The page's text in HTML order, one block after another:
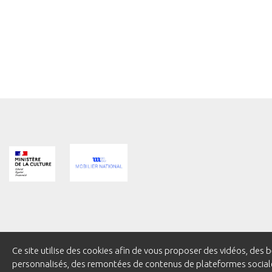
Pied
MENTIONS LÉGALES CRÉDITS GESTION DES COOKIES
Ce site utilise des cookies afin de vous proposer des vidéos,
personnalisés, des remontées de contenus de plateformes